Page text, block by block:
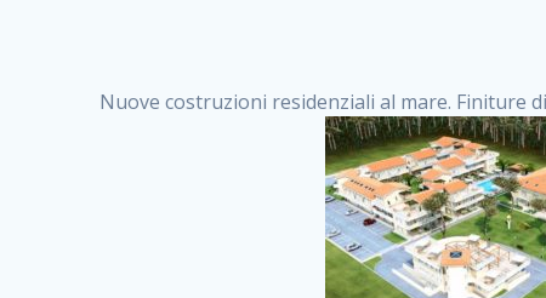
Nuove costruzioni residenziali al mare. Finiture